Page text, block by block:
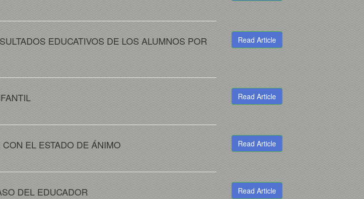
EDUCATIVOS DE LOS ALUMNOS POR Read Article
Read Article
EL ESTADO DE ÁNIMO Read Article
DEL EDUCADOR Read Article